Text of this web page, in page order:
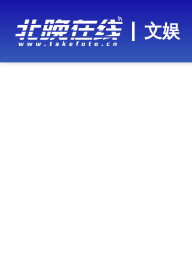
文娱